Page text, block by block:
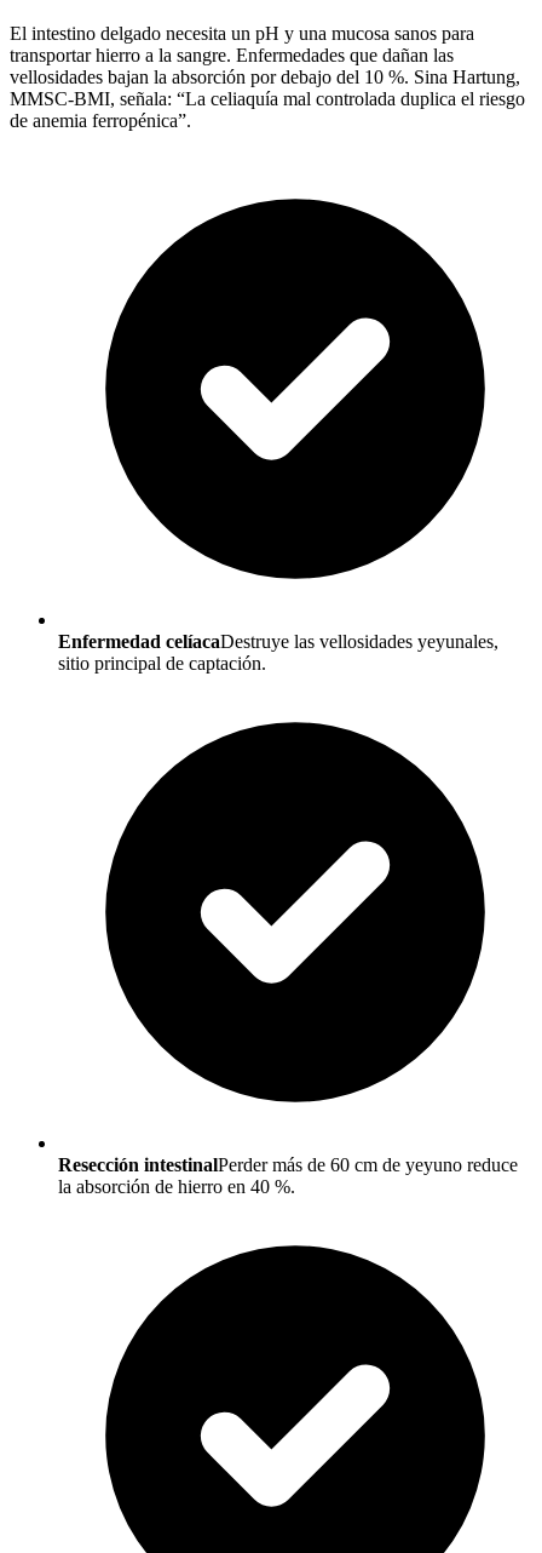
El intestino delgado necesita un pH y una mucosa sanos para
transportar hierro a la sangre. Enfermedades que dañan las
vellosidades bajan la absorción por debajo del 10 %. Sina Hartung,
MMSC-BMI, señala: “La celiaquía mal controlada duplica el riesgo
de anemia ferropénica”.
Enfermedad celíacaDestruye las vellosidades yeyunales,
sitio principal de captación.
Resección intestinalPerder más de 60 cm de yeyuno reduce
la absorción de hierro en 40 %.